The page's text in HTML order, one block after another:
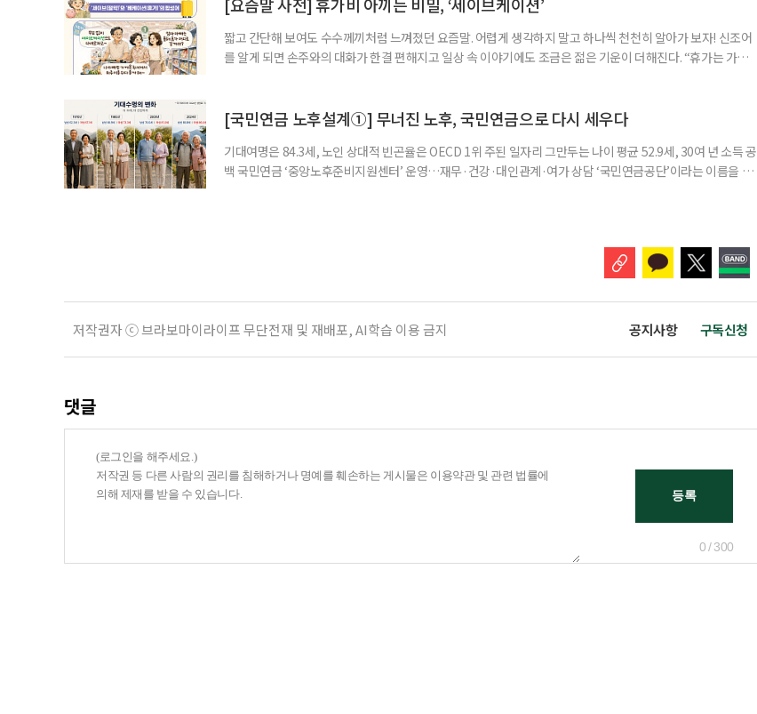
짧고 간단해 보여도 수수께끼처럼 느껴졌던 요즘말. 어렵게 생각하지 말고 하나씩 천천히 알아가 보자! 신조어
를 알게 되면 손주와의 대화가 한결 편해지고 일상 속 이야기에도 조금은 젊은 기운이 더해진다. “휴가는 가고
때문이다. 그렇다고 어렵게 얻은 휴가를 집에서만 보내기에는 아쉬움이 남는다. 이런 소비 흐름 속에서 등
[국민연금 노후설계①] 무너진 노후, 국민연금으로 다시 세우다
기대여명은 84.3세, 노인 상대적 빈곤율은 OECD 1위 주된 일자리 그만두는 나이 평균 52.9세, 30여 년 소득 공
백 국민연금 ‘중앙노후준비지원센터’ 운영…재무·건강·대인관계·여가 상담 ‘국민연금공단’이라는 이름을 들
저작권자 ⓒ 브라보마이라이프 무단전재 및 재배포, AI학습 이용 금지 공지사항 구독신청
댓글
0 / 300